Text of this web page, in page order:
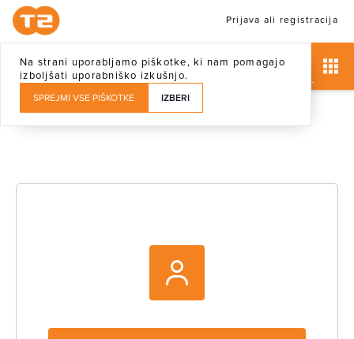
Na strani uporabljamo piškotke, ki nam pomagajo
izboljšati uporabniško izkušnjo.
SPREJMI VSE PIŠKOTKE IZBERI
Prijava ali registracija